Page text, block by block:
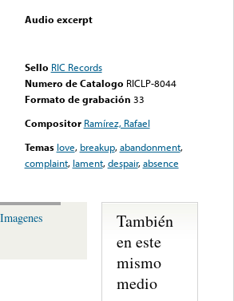
Audio excerpt
Sello RIC Records
Numero de Catalogo RICLP-8044
Formato de grabación 33
Compositor Ramírez, Rafael
Temas love, breakup,abandonment,
complaint, lament,despair,absence
Imagenes
También
en este
mismo
medio